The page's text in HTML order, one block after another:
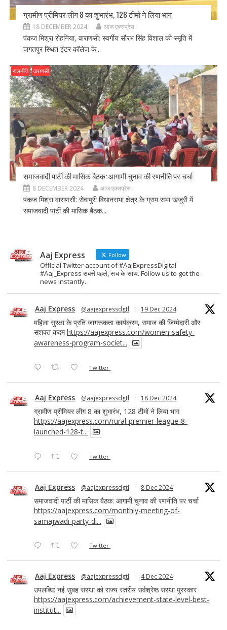
ग्रामीण प्रीमियर लीग 8 का शुभारंभ, 128 टीमों ने लिया भाग
18 DECEMBER 2024 आज एक्सप्रेस
पंकज मिश्रा रोहनिया, वाराणसी: स्वर्गीय सौरभ सिंह विशाल की स्मृति में
जगतपुर स्थित इंटर कॉलेज के...
राजनीति वाराणसी
समाजवादी पार्टी की मासिक बैठक: आगामी चुनाव की रणनीति पर चर्चा
8 DECEMBER 2024 आज एक्सप्रेस
पंकज मिश्रा वाराणसी: सेवापुरी विधानसभा क्षेत्र के ग्राम सभा खजुरी में
समाजवादी पार्टी की मासिक बैठक...
Aaj Express Follow
Official Twitter account of #AajExpressDigital
#Aaj_Express सबसे पहले, सच के साथ. Follow us to get the
news instantly.
Aaj Express @aajexpressdgtl · 19 Dec 2024
महिला सुरक्षा के प्रति जागरूकता कार्यक्रम, समाज की जिम्मेदारी और
सशक्त कदमhttps://aajexpress.com/women-safety-
awareness-program-societ...
Twitter
Aaj Express @aajexpressdgtl · 18 Dec 2024
ग्रामीण प्रीमियर लीग 8 का शुभारंभ, 128 टीमों ने लिया भाग
https://aajexpress.com/rural-premier-league-8-
launched-128-t...
Twitter
Aaj Express @aajexpressdgtl · 8 Dec 2024
समाजवादी पार्टी की मासिक बैठक: आगामी चुनाव की रणनीति पर चर्चा
https://aajexpress.com/monthly-meeting-of-
samajwadi-party-di...
Twitter
Aaj Express @aajexpressdgtl · 4 Dec 2024
उपलब्धि: नई सुबह संस्था को राज्य स्तरीय सर्वश्रेष्ठ संस्था पुरस्कार
https://aajexpress.com/achievement-state-level-best-
institut...